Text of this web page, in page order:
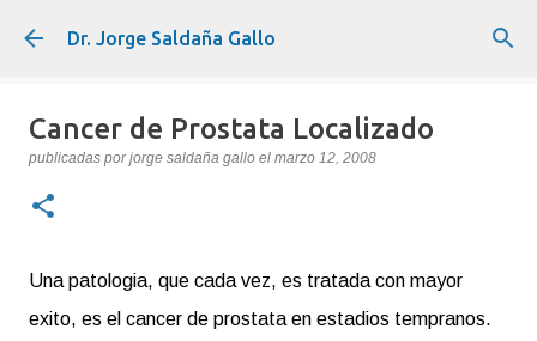
Ir al contenido principal
Dr. Jorge Saldaña Gallo
Cancer de Prostata Localizado
publicadas porjorge saldaña gallo el marzo 12, 2008
Una patologia, que cada vez, es tratada con mayor
exito, es el cancer de prostata en estadios tempranos.